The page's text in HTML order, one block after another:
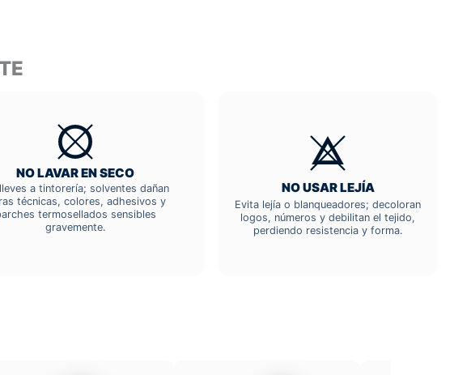
NO LAVAR EN SECO
a tintorería; solventes dañan
técnicas, colores, adhesivos y
termosellados sensibles
gravemente.
NO USAR LEJÍA
Evita lejía o blanqueadores; decoloran
logos, números y debilitan el tejido,
perdiendo resistencia y forma.